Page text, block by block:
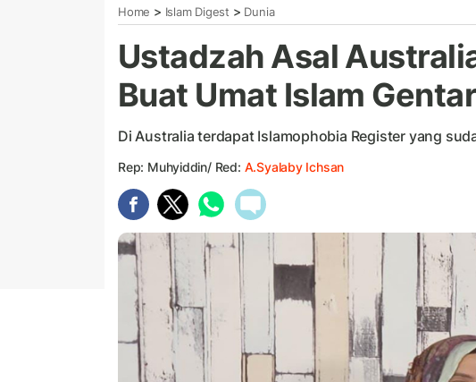
Home > Islam Digest > Dunia
Ustadzah Asal
Buat Umat Islam Gentar
Di Australia terdapat Islamophobia Register yang
Rep: Muhyiddin/ Red: A.Syalaby Ichsan